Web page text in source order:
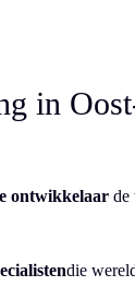
in
ontwikkelaar de
die